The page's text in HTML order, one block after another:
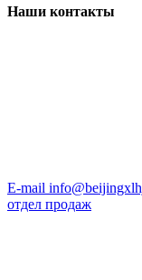
Наши контакты
E-mail
отдел продаж